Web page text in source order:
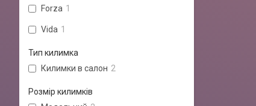
Forza 1
Vida 1
Тип килимка
Килимки в салон 2
Розмір килимків